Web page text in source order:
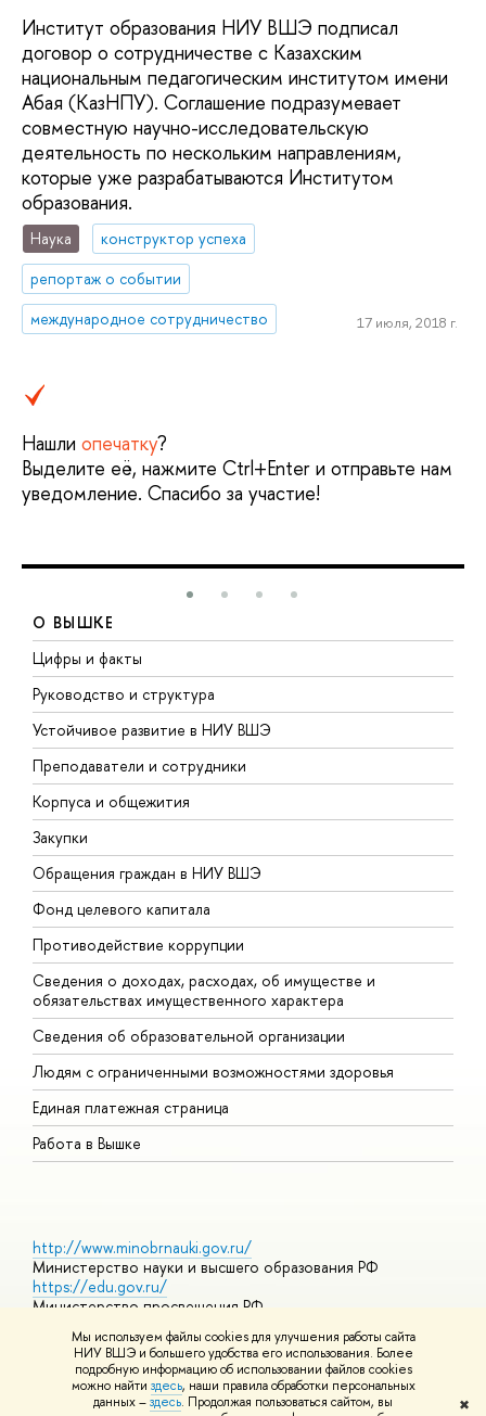
Мы используем файлы cookies для улучшения работы сайта
НИУ ВШЭ и большего удобства его использования. Более
подробную информацию об использовании файлов cookies
можно найти здесь, наши правила обработки персональных
данных –здесь. Продолжая пользоваться сайтом, вы
✖
Институт образования НИУ ВШЭ подписал
договор о сотрудничестве с Казахским
национальным педагогическим институтом имени
Абая (КазНПУ). Соглашение подразумевает
совместную научно-исследовательскую
деятельность по нескольким направлениям,
которые уже разрабатываются Институтом
образования.
Наука
конструктор успеха
репортаж о событии
международное сотрудничество
17 июля, 2018 г.
Нашли опечатку?
Выделите её, нажмите Ctrl+Enter и отправьте нам
уведомление. Спасибо за участие!
О ВЫШКЕ
Цифры и факты
Руководство и структура
Устойчивое развитие в НИУ ВШЭ
Преподаватели и сотрудники
Корпуса и общежития
Закупки
Обращения граждан в НИУ ВШЭ
Фонд целевого капитала
Противодействие коррупции
Сведения о доходах, расходах, об имуществе и
обязательствах имущественного характера
Сведения об образовательной организации
Людям с ограниченными возможностями здоровья
Единая платежная страница
Работа в Вышке
http://www.minobrnauki.gov.ru/
Министерство науки и высшего образования РФ
https://edu.gov.ru/
Министерство просвещения РФ
https://elearning.hse.ru/mooc
Массовые открытые онлайн-курсы
© НИУ ВШЭ 1993–2026 Адреса и контактыУсловия